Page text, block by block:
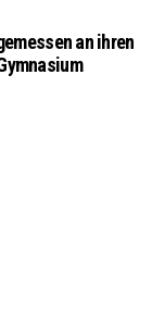
an ihren